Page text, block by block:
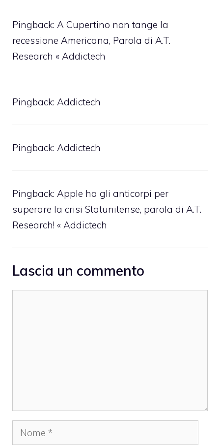
Pingback: A Cupertino non tange la
recessione Americana, Parola di A.T.
Research « Addictech
Pingback: Addictech
Pingback: Addictech
Pingback: Apple ha gli anticorpi per
superare la crisi Statunitense, parola di A.T.
Research! « Addictech
Lascia un commento
Nome